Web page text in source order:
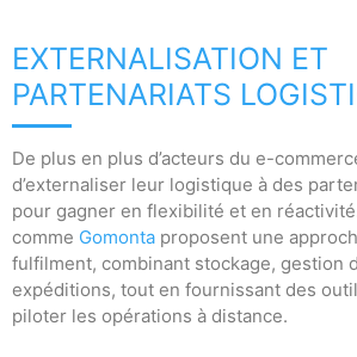
EXTERNALISATION ET
PARTENARIATS
De plus en plus d’acteurs du e-
d’externaliser leur logistique à des
pour gagner en flexibilité et en
comme Gomonta proposent une
fulfilment, combinant stockage, gestion
expéditions, tout en fournissant des
piloter les opérations à distance.